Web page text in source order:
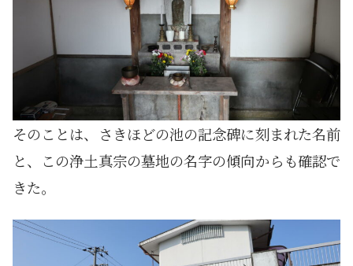
そのことは、さきほどの池の記念碑に刻まれた名前
と、この浄土真宗の墓地の名字の傾向からも確認で
きた。